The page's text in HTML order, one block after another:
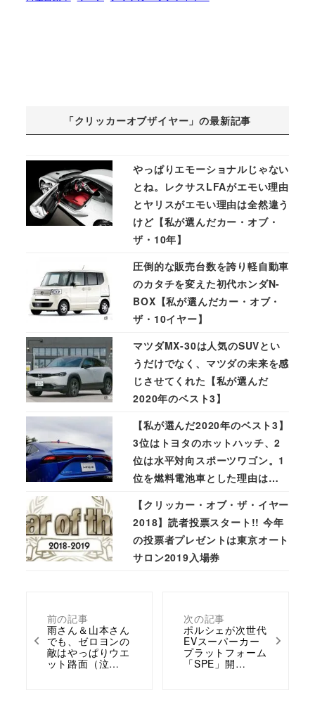
前の記事
雨さん＆山本さん
でも、ゼロヨンの
敵はやっぱりウエ
ット路面（泣…
次の記事
ポルシェが次世代
EVスーパーカー
プラットフォーム
「SPE」開…
「クリッカーオブザイヤー」の最新記事
やっぱりエモーショナルじゃない
とね。レクサスLFAがエモい理由
とヤリスがエモい理由は全然違う
けど【私が選んだカー・オブ・
ザ・10年】
圧倒的な販売台数を誇り軽自動車
のカタチを変えた初代ホンダN-
BOX【私が選んだカー・オブ・
ザ・10イヤー】
マツダMX-30は人気のSUVとい
うだけでなく、マツダの未来を感
じさせてくれた【私が選んだ
2020年のベスト3】
【私が選んだ2020年のベスト3】
3位はトヨタのホットハッチ、2
位は水平対向スポーツワゴン。1
位を燃料電池車とした理由は…
【クリッカー・オブ・ザ・イヤー
2018】読者投票スタート!! 今年
の投票者プレゼントは東京オート
サロン2019入場券